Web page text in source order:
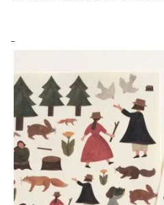
-